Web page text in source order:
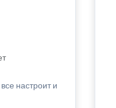
настроит и